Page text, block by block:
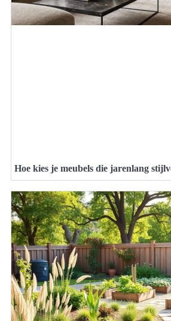
Hoe kies je meubels die jarenlang